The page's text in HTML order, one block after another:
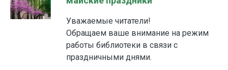
Уважаемые читатели!
Обращаем ваше внимание на режим
работы библиотеки в связи с
праздничными днями.